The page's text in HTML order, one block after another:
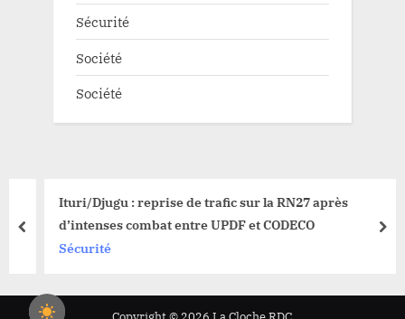
Sécurité
Société
Société
Ituri/Djugu : reprise de trafic sur la RN27 après
d’intenses combat entre UPDF et CODECO
Sécurité
prev